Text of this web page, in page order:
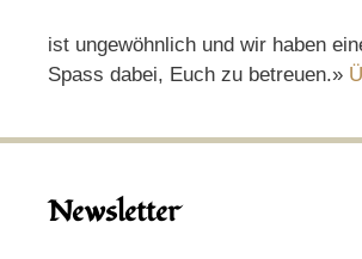
ist ungewöhnlich und wir haben
Spass dabei, Euch zu betreuen.»
Newsletter